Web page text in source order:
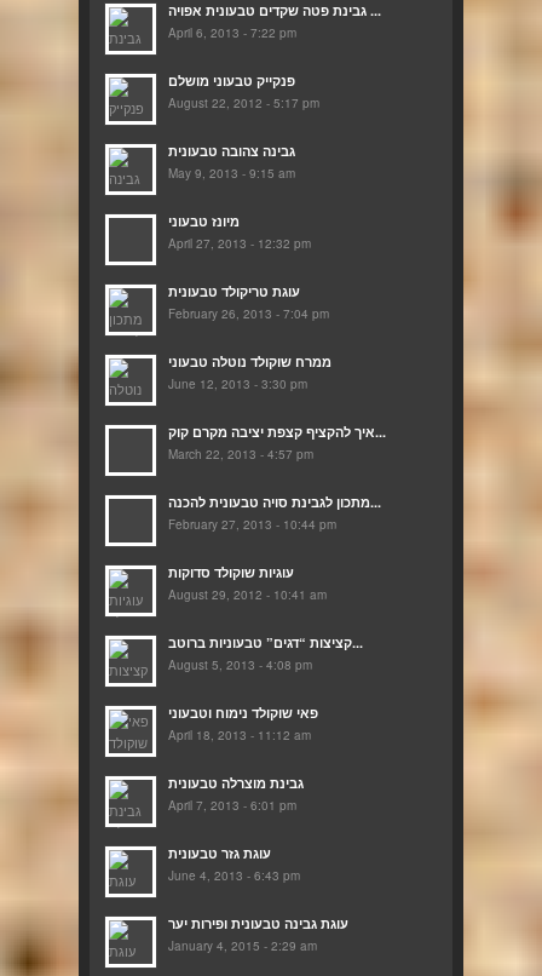
גבינת פטה שקדים טבעונית אפויה ...
April 6, 2013 - 7:22 pm
פנקייק טבעוני מושלם
August 22, 2012 - 5:17 pm
גבינה צהובה טבעונית
May 9, 2013 - 9:15 am
מיונז טבעוני
April 27, 2013 - 12:32 pm
עוגת טריקולד טבעונית
February 26, 2013 - 7:04 pm
ממרח שוקולד נוטלה טבעוני
June 12, 2013 - 3:30 pm
איך להקציף קצפת יציבה מקרם קוק...
March 22, 2013 - 4:57 pm
מתכון לגבינת סויה טבעונית להכנה...
February 27, 2013 - 10:44 pm
עוגיות שוקולד סדוקות
August 29, 2012 - 10:41 am
קציצות “דגים” טבעוניות ברוטב...
August 5, 2013 - 4:08 pm
פאי שוקולד נימוח וטבעוני
April 18, 2013 - 11:12 am
גבינת מוצרלה טבעונית
April 7, 2013 - 6:01 pm
עוגת גזר טבעונית
June 4, 2013 - 6:43 pm
עוגת גבינה טבעונית ופירות יער
January 4, 2015 - 2:29 am